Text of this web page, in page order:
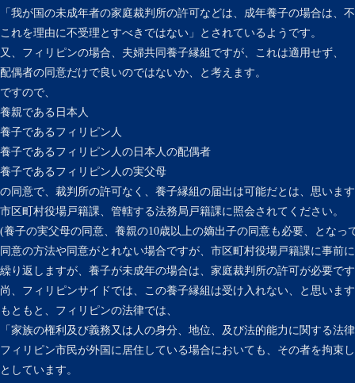
「我が国の未成年者の家庭裁判所の許可などは、成年養子の場合は、
これを理由に不受理とすべきではない」とされているようです。
又、フィリピンの場合、夫婦共同養子縁組ですが、これは適用せず、
配偶者の同意だけで良いのではないか、と考えます。
ですので、
養親である日本人
養子であるフィリピン人
養子であるフィリピン人の日本人の配偶者
養子であるフィリピン人の実父母
の同意で、裁判所の許可なく、養子縁組の届出は可能だとは、思いま
市区町村役場戸籍課、管轄する法務局戸籍課に照会されてください。
(養子の実父母の同意、養親の10歳以上の嫡出子の同意も必要、となっ
同意の方法や同意がとれない場合ですが、市区町村役場戸籍課に事前
繰り返しますが、養子が未成年の場合は、家庭裁判所の許可が必要で
尚、フィリピンサイドでは、この養子縁組は受け入れない、と思いま
もともと、フィリピンの法律では、
「家族の権利及び義務又は人の身分、地位、及び法的能力に関する法
フィリピン市民が外国に居住している場合においても、その者を拘束
としています。